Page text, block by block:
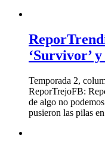
‘Survivor’ y
Temporada 2,
ReporTrejoFB:
de algo no
pusieron las pilas